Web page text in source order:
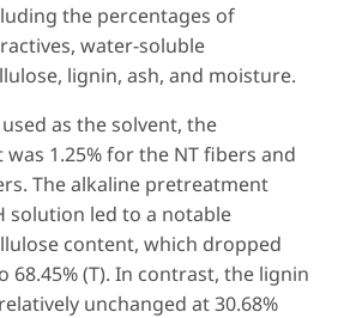
the percentages of
water-soluble
lignin, ash, and moisture.
as the solvent, the
1.25% for the NT fibers and
The alkaline pretreatment
solution led to a notable
content, which dropped
68.45% (T). In contrast, the lignin
unchanged at 30.68%